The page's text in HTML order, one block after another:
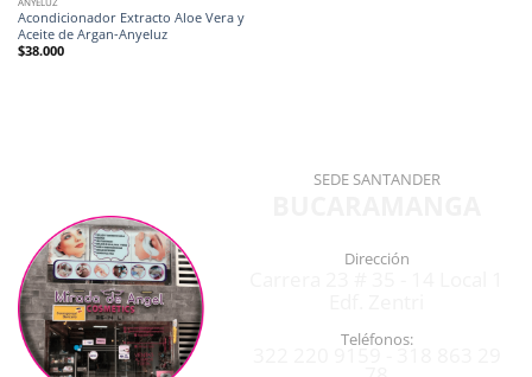
Acondicionador Extracto Aloe Vera y
Aceite de Argan-Anyeluz
$38.000
SEDE SANTANDER
Dirección
Teléfonos: